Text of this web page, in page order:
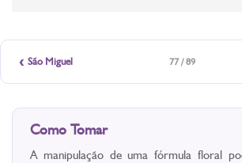
‹ São Miguel 77 / 89
Como Tomar
A manipulação de uma fórmula floral